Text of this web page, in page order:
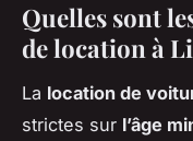
Quelles sont
de location à
La location de
strictes sur l’âge